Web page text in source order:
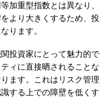
加重型指数とは異なり、
より大きくするため、投
ります。
投資家にとって魅力的で
ィに直接晒されることな
ます。これはリスク管理
する上での障壁を低くす